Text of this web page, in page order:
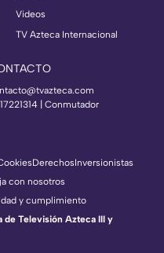
Videos
TV Azteca Internacional
| Conmutador
DerechosInversionistas
con nosotros
y cumplimiento
de Televisión Azteca III y